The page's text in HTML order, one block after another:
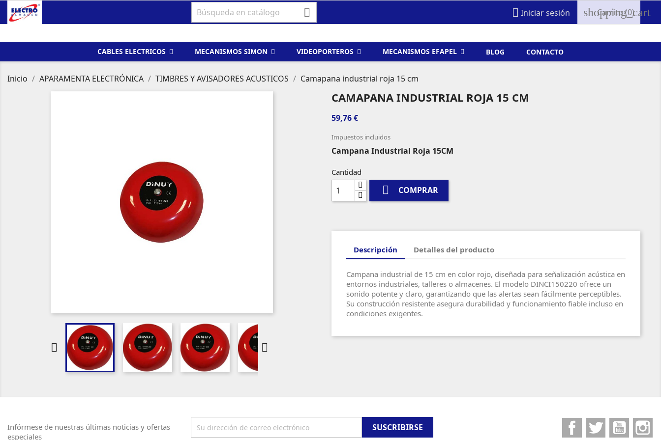
  Iniciar sesión shopping_cart
Carrito(0)
CABLES ELECTRICOS MECANISMOS SIMON VIDEOPORTEROS MECANISMOS EFAPEL BLOG CONTACTO
Inicio APARAMENTA ELECTRÓNICA TIMBRES Y AVISADORES ACUSTICOS Camapana industrial roja 15 cm
 
CAMAPANA INDUSTRIAL ROJA 15 CM
59,76 €
Impuestos incluidos
Campana Industrial Roja 15CM
Cantidad
 COMPRAR
Descripción Detalles del producto
Campana industrial de 15 cm en color rojo, diseñada para señalización acústica en
entornos industriales, talleres o almacenes. El modelo DINCI150220 ofrece un
sonido potente y claro, garantizando que las alertas sean fácilmente perceptibles.
Su construcción resistente asegura durabilidad y funcionamiento fiable incluso en
condiciones exigentes.
Infórmese de nuestras últimas noticias y ofertas
especiales
FacebookTwitter YouTube